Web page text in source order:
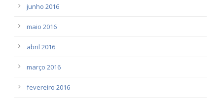
junho 2016
maio 2016
abril 2016
março 2016
fevereiro 2016